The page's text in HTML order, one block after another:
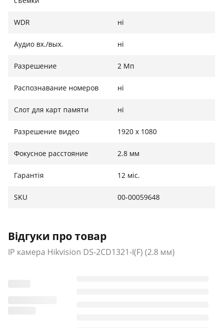
WDR ні
Аудио вх./вых. ні
Разрешение 2 Мп
Распознавание номеров ні
Слот для карт памяти ні
Разрешение видео 1920 х 1080
Фокусное расстояние 2.8 мм
Гарантія 12 міс.
SKU 00-00059648
Відгуки про товар
IP камера Hikvision DS-2CD1321-I(F) (2.8 мм)